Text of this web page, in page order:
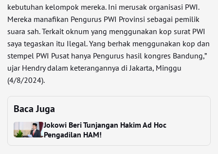
kebutuhan kelompok mereka. Ini merusak organisasi PWI.
Mereka manafikan Pengurus PWI Provinsi sebagai pemilik
suara sah. Terkait oknum yang menggunakan kop surat PWI
saya tegaskan itu Ilegal. Yang berhak menggunakan kop dan
stempel PWI Pusat hanya Pengurus hasil kongres Bandung,”
ujar Hendry dalam keterangannya di Jakarta, Minggu
(4/8/2024).
Baca Juga
Jokowi Beri Tunjangan Hakim Ad Hoc
Pengadilan HAM!